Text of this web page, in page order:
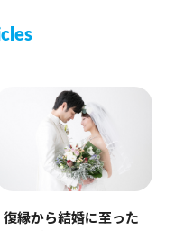
復縁から結婚に至った